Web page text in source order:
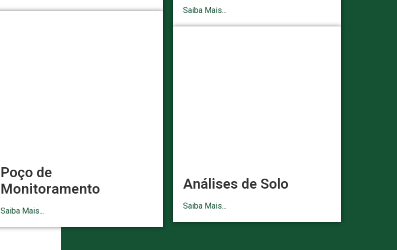
Poço de
Monitoramento
Saiba Mais...
Saiba Mais...
Análises de Solo
Saiba Mais...